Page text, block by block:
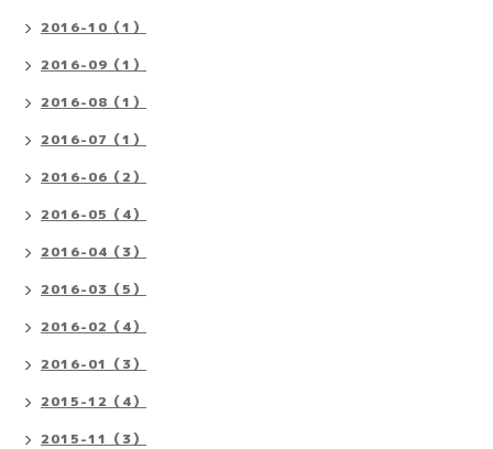
2016-10（1）
2016-09（1）
2016-08（1）
2016-07（1）
2016-06（2）
2016-05（4）
2016-04（3）
2016-03（5）
2016-02（4）
2016-01（3）
2015-12（4）
2015-11（3）